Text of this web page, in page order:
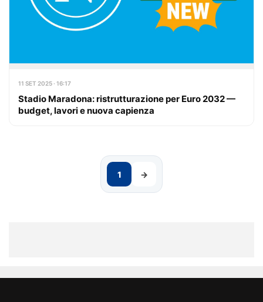
11 SET 2025 · 16:17
Stadio Maradona: ristrutturazione per Euro 2032 —
budget, lavori e nuova capienza
1 →